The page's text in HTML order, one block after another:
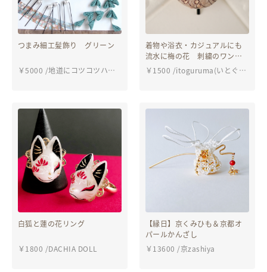
つまみ細工髪飾り グリーン
￥5000 /地道にコツコツハン
着物や浴衣・カジュアルにも
流水に梅の花 刺繍のワンポ
イント 正絹生地のポニーフ
￥1500 /itoguruma(いとぐる
白狐と蓮の花リング
￥1800 /DACHIA DOLL
【縁日】京くみひも＆京都オ
パールかんざし
￥13600 /京zashiya